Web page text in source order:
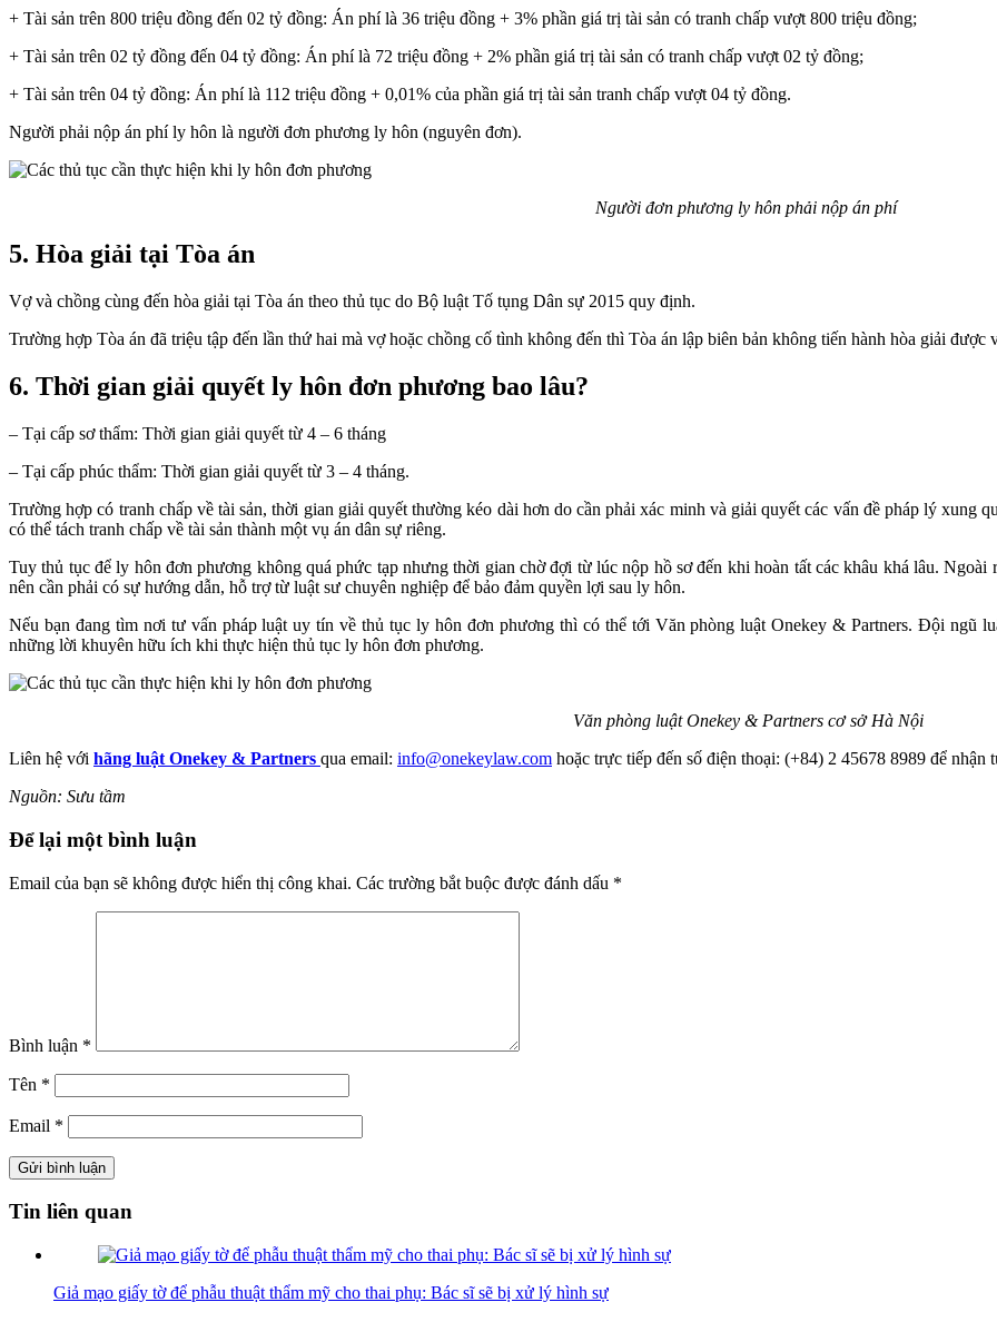
+ Tài sản trên 800 triệu đồng đến 02 tỷ đồng: Án phí là 36 triệu đồng + 3% phần giá trị tài sản có tranh chấp vượt 800 triệu đồng;
+ Tài sản trên 02 tỷ đồng đến 04 tỷ đồng: Án phí là 72 triệu đồng + 2% phần giá trị tài sản có tranh chấp vượt 02 tỷ đồng;
+ Tài sản trên 04 tỷ đồng: Án phí là 112 triệu đồng + 0,01% của phần giá trị tài sản tranh chấp vượt 04 tỷ đồng.
Người phải nộp án phí ly hôn là người đơn phương ly hôn (nguyên đơn).
Người đơn phương ly hôn phải nộp án phí
5. Hòa giải tại Tòa án
Vợ và chồng cùng đến hòa giải tại Tòa án theo thủ tục do Bộ luật Tố tụng Dân sự 2015 quy định.
Trường hợp Tòa án đã triệu tập đến lần thứ hai mà vợ hoặc chồng cố tình không đến thì Tòa án lập biên bản không tiến hành hòa giải
6. Thời gian giải quyết ly hôn đơn phương bao lâu?
– Tại cấp sơ thẩm: Thời gian giải quyết từ 4 – 6 tháng
– Tại cấp phúc thẩm: Thời gian giải quyết từ 3 – 4 tháng.
Trường hợp có tranh chấp về tài sản, thời gian giải quyết thường kéo dài hơn do cần phải xác minh và giải quyết các vấn đề pháp lý xung
có thể tách tranh chấp về tài sản thành một vụ án dân sự riêng.
Tuy thủ tục để ly hôn đơn phương không quá phức tạp nhưng thời gian chờ đợi từ lúc nộp hồ sơ đến khi hoàn tất các khâu khá lâu. Ngoài
nên cần phải có sự hướng dẫn, hỗ trợ từ luật sư chuyên nghiệp để bảo đảm quyền lợi sau ly hôn.
Nếu bạn đang tìm nơi tư vấn pháp luật uy tín về thủ tục ly hôn đơn phương thì có thể tới Văn phòng luật Onekey & Partners. Đội ngũ
những lời khuyên hữu ích khi thực hiện thủ tục ly hôn đơn phương.
Văn phòng luật Onekey & Partners cơ sở Hà Nội
Liên hệ với hãng luật Onekey & Partners qua email: info@onekeylaw.com hoặc trực tiếp đến số điện thoại: (+84) 2 45678 8989 để nhận
Nguồn: Sưu tầm
Để lại một bình luận
Email của bạn sẽ không được hiển thị công khai. Các trường bắt buộc được đánh dấu *
Bình luận *
Tên *
Email *
Tin liên quan
Giả mạo giấy tờ để phẫu thuật thẩm mỹ cho thai phụ: Bác sĩ sẽ bị xử lý hình sự